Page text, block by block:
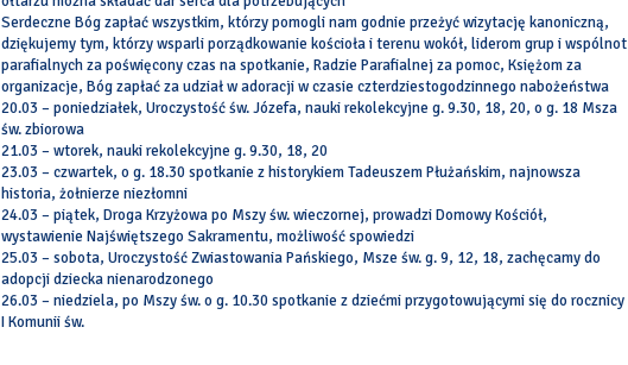
Serdeczne Bóg zapłać wszystkim, którzy pomogli nam godnie przeżyć wizytację kanoniczną,
dziękujemy tym, którzy wsparli porządkowanie kościoła i terenu wokół, liderom grup i wspólnot
parafialnych za poświęcony czas na spotkanie, Radzie Parafialnej za pomoc, Księżom za
organizacje, Bóg zapłać za udział w adoracji w czasie czterdziestogodzinnego nabożeństwa
20.03 – poniedziałek, Uroczystość św. Józefa, nauki rekolekcyjne g. 9.30, 18, 20, o g. 18 Msza
św. zbiorowa
21.03 – wtorek, nauki rekolekcyjne g. 9.30, 18, 20
23.03 – czwartek, o g. 18.30 spotkanie z historykiem Tadeuszem Płużańskim, najnowsza
historia, żołnierze niezłomni
24.03 – piątek, Droga Krzyżowa po Mszy św. wieczornej, prowadzi Domowy Kościół,
wystawienie Najświętszego Sakramentu, możliwość spowiedzi
25.03 – sobota, Uroczystość Zwiastowania Pańskiego, Msze św. g. 9, 12, 18, zachęcamy do
adopcji dziecka nienarodzonego
26.03 – niedziela, po Mszy św. o g. 10.30 spotkanie z dziećmi przygotowującymi się do rocznicy
I Komunii św.